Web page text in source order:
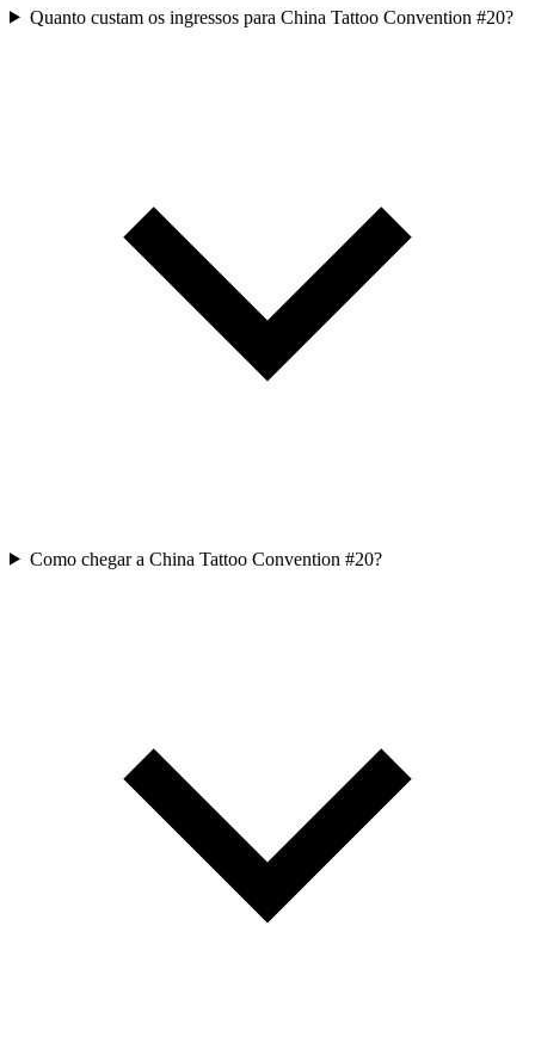
Quanto custam os ingressos para China Tattoo Convention #20?
Como chegar a China Tattoo Convention #20?